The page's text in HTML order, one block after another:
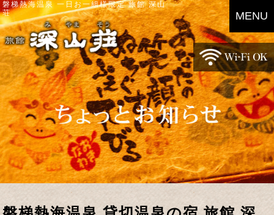
磐梯熱海温泉 一日お一組様限定 旅館 深山
荘
MENU